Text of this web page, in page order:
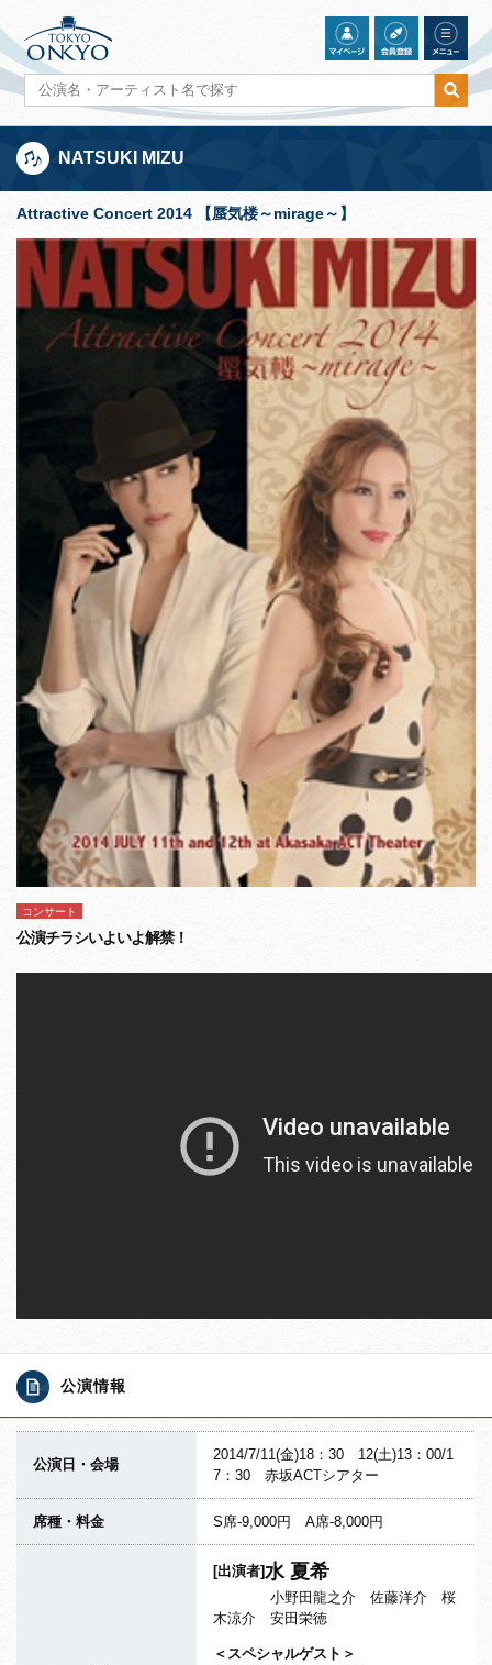
NATSUKI MIZU
Attractive Concert 2014 【蜃気楼～mirage～】
コンサート
公演チラシいよいよ解禁！
公演情報
公演日・会場
2014/7/11(金)18：30 12(土)13：00/1
7：30 赤坂ACTシアター
席種・料金 S席-9,000円 A席-8,000円
[出演者]水 夏希
小野田龍之介 佐藤洋介 桜
木涼介 安田栄徳
＜スペシャルゲスト＞